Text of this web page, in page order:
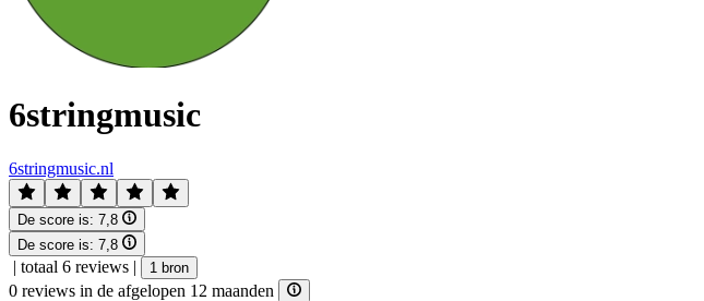
6stringmusic
6stringmusic.nl
De score is: 7,8
De score is: 7,8
| totaal 6 reviews | 1 bron
0 reviews in de afgelopen 12 maanden